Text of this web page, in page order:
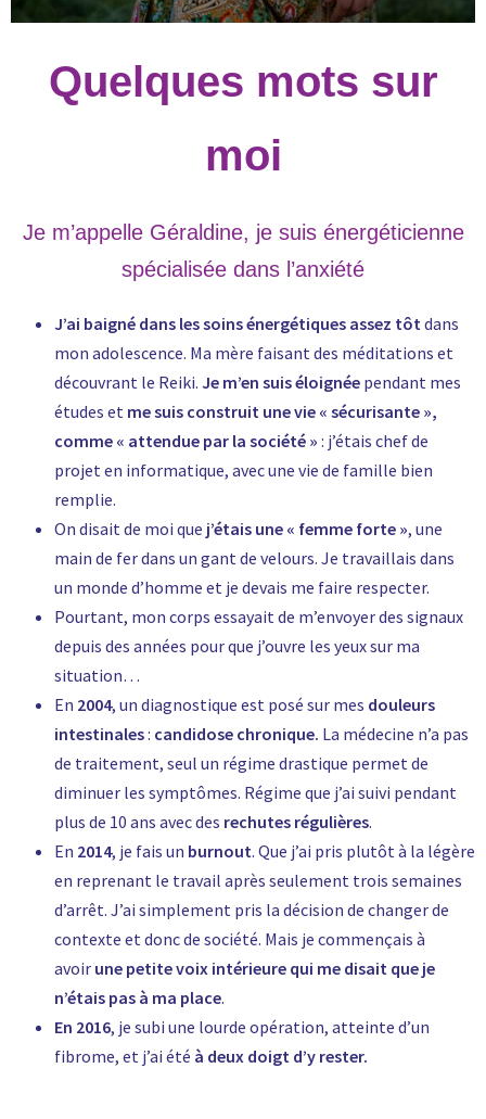
Quelques mots sur
moi
Je m’appelle Géraldine, je suis énergéticienne
spécialisée dans l’anxiété
J’ai baigné dans les soins énergétiques assez tôtdans
mon adolescence. Ma mère faisant des méditations et
découvrant le Reiki. Je m’en suis éloignée pendant mes
études et me suis construit une vie « sécurisante »,
comme « attendue par la société » : j’étais chef de
projet en informatique, avec une vie de famille bien
remplie.
On disait de moi que j’étais une « femme forte », une
main de fer dans un gant de velours. Je travaillais dans
un monde d’homme et je devais me faire respecter.
Pourtant, mon corps essayait de m’envoyer des signaux
depuis des années pour que j’ouvre les yeux sur ma
situation…
En 2004, un diagnostique est posé sur mes douleurs
intestinales: candidose chronique. La médecine n’a pas
de traitement, seul un régime drastique permet de
diminuer les symptômes. Régime que j’ai suivi pendant
plus de 10 ans avec des rechutes régulières.
En 2014, je fais un burnout. Que j’ai pris plutôt à la légère
en reprenant le travail après seulement trois semaines
d’arrêt. J’ai simplement pris la décision de changer de
contexte et donc de société. Mais je commençais à
avoir une petite voix intérieure qui me disait que je
n’étais pas à ma place.
En 2016, je subi une lourde opération, atteinte d’un
fibrome, et j’ai été à deux doigt d’y rester.